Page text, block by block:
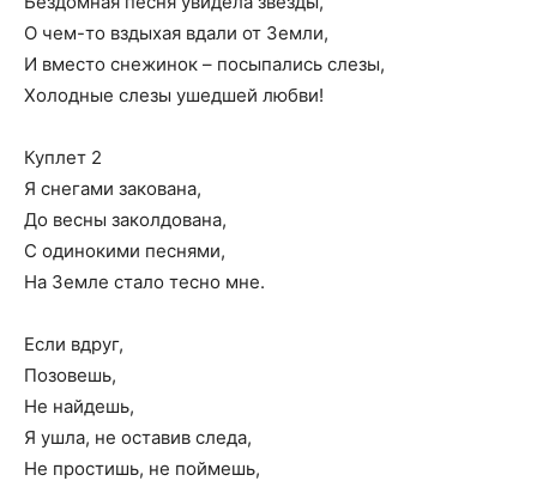
О чем-то вздыхая вдали от Земли,
И вместо снежинок – посыпались слезы,
Холодные слезы ушедшей любви!
Куплет 2
Я снегами закована,
До весны заколдована,
С одинокими песнями,
На Земле стало тесно мне.
Если вдруг,
Позовешь,
Не найдешь,
Я ушла, не оставив следа,
Не простишь, не поймешь,